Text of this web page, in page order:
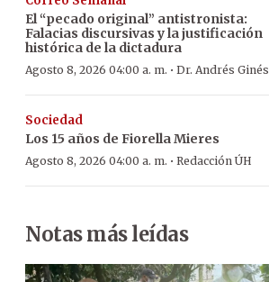
El “pecado original” antistronista:
Falacias discursivas y la justificación
histórica de la dictadura
Agosto 8, 2026 04:00 a. m. · Dr. Andrés Ginés
Sociedad
Los 15 años de Fiorella Mieres
Agosto 8, 2026 04:00 a. m. · Redacción ÚH
Notas más leídas